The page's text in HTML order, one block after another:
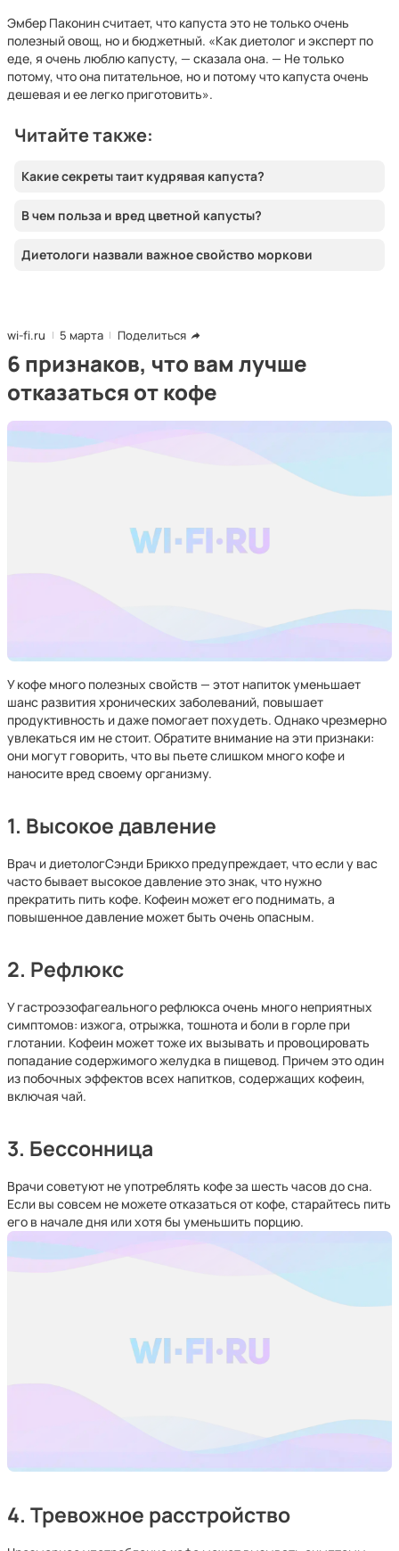
Эмбер Паконин считает, что капуста это не только очень
полезный овощ, но и бюджетный. «Как диетолог и эксперт по
еде, я очень люблю капусту, — сказала она. — Не только
потому, что она питательное, но и потому что капуста очень
дешевая и ее легко приготовить».
Читайте также:
Какие секреты таит кудрявая капуста?
В чем польза и вред цветной капусты?
Диетологи назвали важное свойство моркови
wi-fi.ru 5 марта Поделиться
6 признаков, что вам лучше
отказаться от кофе
У кофе много полезных свойств — этот напиток уменьшает
шанс развития хронических заболеваний, повышает
продуктивность и даже помогает похудеть. Однако чрезмерно
увлекаться им не стоит. Обратите внимание на эти признаки:
они могут говорить, что вы пьете слишком много кофе и
наносите вред своему организму.
1. Высокое давление
Врач и диетологСэнди Брикхо предупреждает, что если у вас
часто бывает высокое давление это знак, что нужно
прекратить пить кофе. Кофеин может его поднимать, а
повышенное давление может быть очень опасным.
2. Рефлюкс
У гастроэзофагеального рефлюкса очень много неприятных
симптомов: изжога, отрыжка, тошнота и боли в горле при
глотании. Кофеин может тоже их вызывать и провоцировать
попадание содержимого желудка в пищевод. Причем это один
из побочных эффектов всех напитков, содержащих кофеин,
включая чай.
3. Бессонница
Врачи советуют не употреблять кофе за шесть часов до сна.
Если вы совсем не можете отказаться от кофе, старайтесь пить
его в начале дня или хотя бы уменьшить порцию.
4. Тревожное расстройство